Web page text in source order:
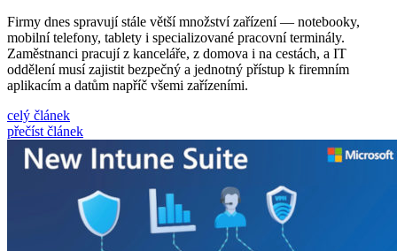
Firmy dnes spravují stále větší množství zařízení — notebooky,
mobilní telefony, tablety i specializované pracovní terminály.
Zaměstnanci pracují z kanceláře, z domova i na cestách, a IT
oddělení musí zajistit bezpečný a jednotný přístup k firemním
aplikacím a datům napříč všemi zařízeními.
celý článek
přečíst článek